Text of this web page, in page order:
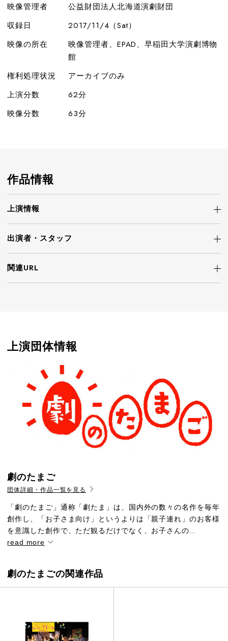
映像管理者
公益財団法人北海道演劇財団
収録日
2017/11/4（Sat）
映像の所在
映像管理者、EPAD、早稲田大学演劇博物
館
権利処理状況
アーカイブのみ
上演分数
62分
映像分数
63分
作品情報
上演情報
出演者・ スタッフ
関連URL
上演団体情報
劇のたまご
団体詳細・作品一覧を見る
「劇のたまご」通称「劇たま」は、国内外の数々の名作を毎年
創作し、「お子さま向け」というよりは「親子連れ」のお客様
を意識した創作で、ただ観るだけでなく、お子さんの...
read more
劇のたまごの関連作品